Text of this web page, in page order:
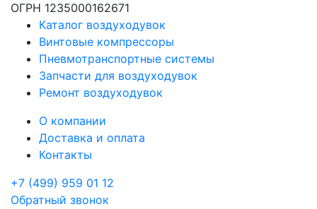
ОГРН 1235000162671
Каталог воздуходувок
Винтовые компрессоры
Пневмотранспортные системы
Запчасти для воздуходувок
Ремонт воздуходувок
О компании
Доставка и оплата
Контакты
+7 (499) 959 01 12
Обратный звонок